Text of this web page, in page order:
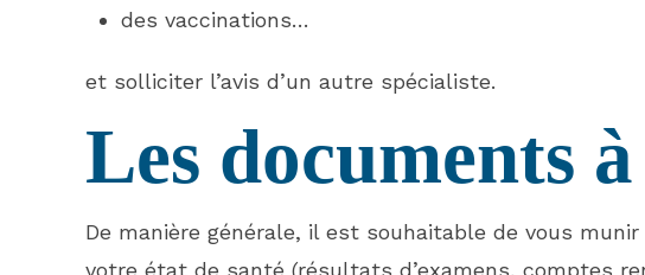
des vaccinations…
et solliciter l’avis d’un autre spécialiste.
Les documents
De manière générale, il est souhaitable de vous
votre état de santé (résultats d’examens, comptes